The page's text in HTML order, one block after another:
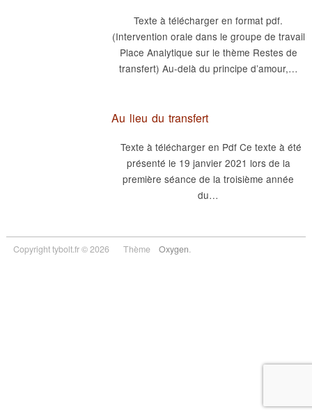
Texte à télécharger en format pdf.
(Intervention orale dans le groupe de travail
Place Analytique sur le thème Restes de
transfert) Au-delà du principe d’amour,…
Au lieu du transfert
Texte à télécharger en Pdf Ce texte à été
présenté le 19 janvier 2021 lors de la
première séance de la troisième année
du…
Copyright tybolt.fr © 2026 Thème Oxygen.